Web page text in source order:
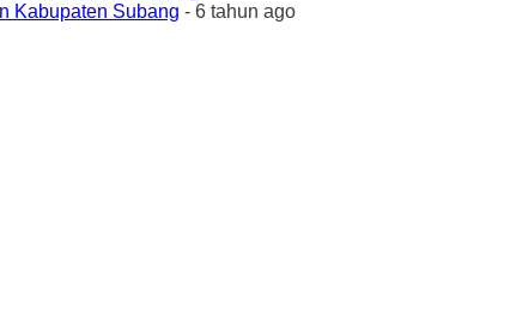
Kabupaten Subang - 6 tahun ago